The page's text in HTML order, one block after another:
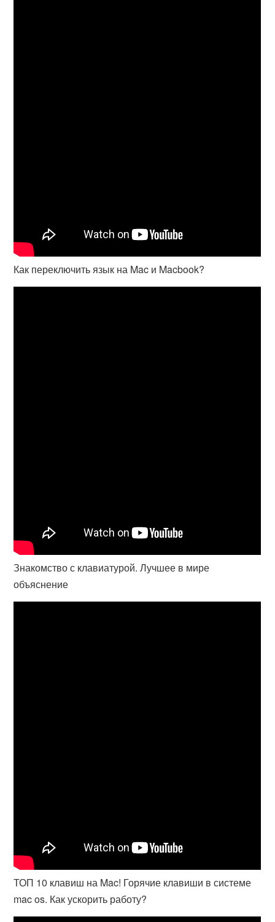
Как переключить язык на Mac и Macbook?
Знакомство с клавиатурой. Лучшее в мире
объяснение
ТОП 10 клавиш на Mac! Горячие клавиши в системе
mac os. Как ускорить работу?